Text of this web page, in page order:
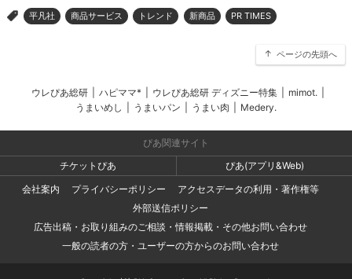
> 平凡社 商品サービス トレンド 新商品 PR TIMES
ページの先頭へ
ウレぴあ総研 ハピママ* ウレぴあ総研 ディズニー特集 mimot.
うまいめし
うまいパン うまい肉 Medery.
ぴあ関連サイト
チケットぴあ
ぴあ(アプリ&Web)
会社案内
プライバシーポリシー
アクセスデータの利用・著作権等
外部送信ポリシー
広告出稿・お取り組みのご相談・情報掲載・その他お問い合わせ
一般の読者の方・ユーザーの方からのお問い合わせ